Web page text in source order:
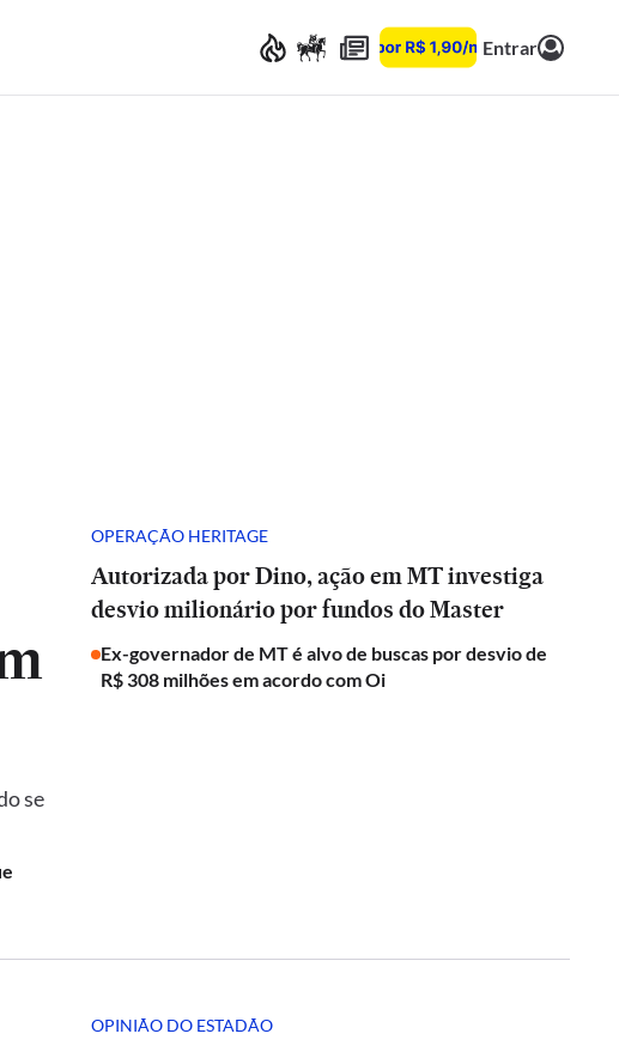
Entrar
se
OPERAÇÃO HERITAGE
Autorizada por Dino, ação em MT investiga
desvio milionário por fundos do Master
Ex-governador de MT é alvo de buscas por desvio de
R$ 308 milhões em acordo com Oi
OPINIÃO DO ESTADÃO